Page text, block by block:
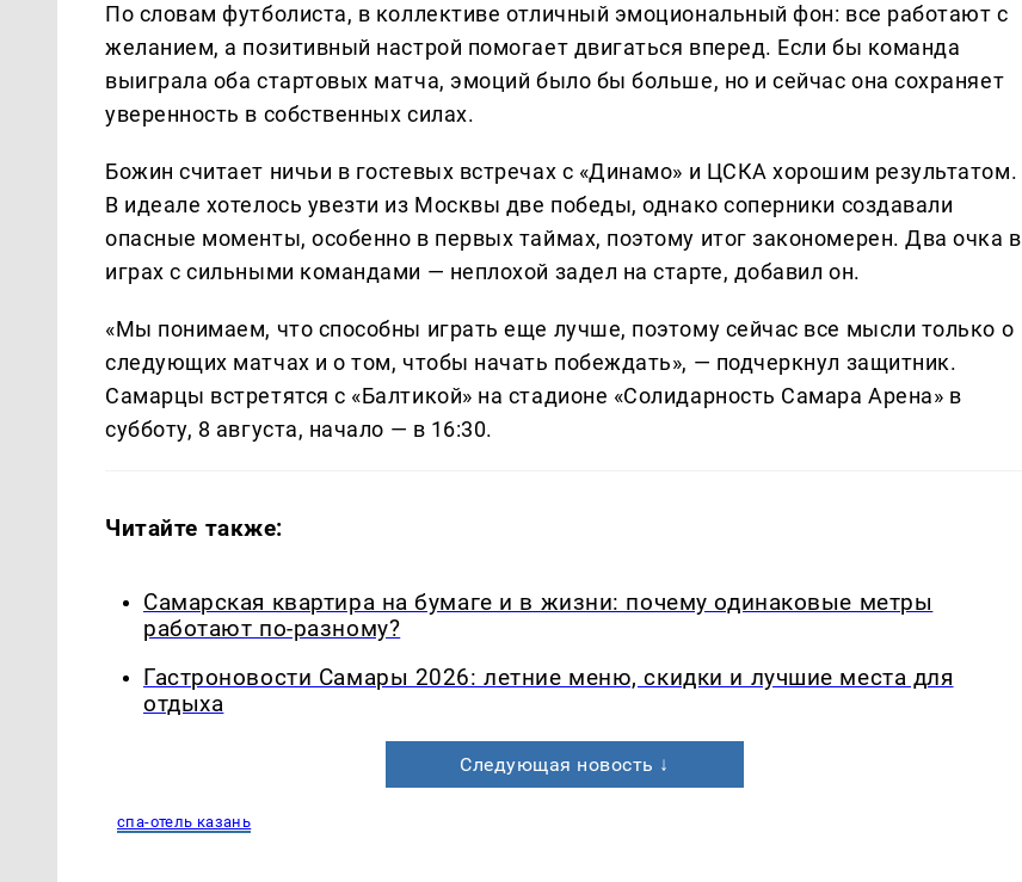
По словам футболиста, в коллективе отличный эмоциональный фон: все работают с
желанием, а позитивный настрой помогает двигаться вперед. Если бы команда
выиграла оба стартовых матча, эмоций было бы больше, но и сейчас она сохраняет
уверенность в собственных силах.
Божин считает ничьи в гостевых встречах с «Динамо» и ЦСКА хорошим результатом.
В идеале хотелось увезти из Москвы две победы, однако соперники создавали
опасные моменты, особенно в первых таймах, поэтому итог закономерен. Два очка в
играх с сильными командами — неплохой задел на старте, добавил он.
«Мы понимаем, что способны играть еще лучше, поэтому сейчас все мысли только о
следующих матчах и о том, чтобы начать побеждать», — подчеркнул защитник.
Самарцы встретятся с «Балтикой» на стадионе «Солидарность Самара Арена» в
субботу, 8 августа, начало — в 16:30.
Читайте также:
Самарская квартира на бумаге и в жизни: почему одинаковые метры
работают по-разному?
Гастроновости Самары 2026: летние меню, скидки и лучшие места для
отдыха
Следующая новость ↓
спа-отель казань